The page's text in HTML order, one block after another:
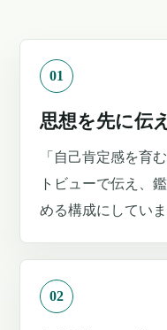
01
思想を先に伝
「自己肯定感を育
トビューで伝え、
める構成にしていま
02